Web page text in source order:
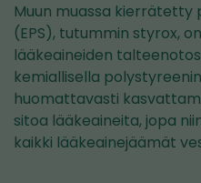
Muun muassa
(EPS), tutummin styrox,
lääkeaineiden
kemiallisella
huomattavasti
sitoa lääkeaineita, jopa
kaikki lääkeainejäämät